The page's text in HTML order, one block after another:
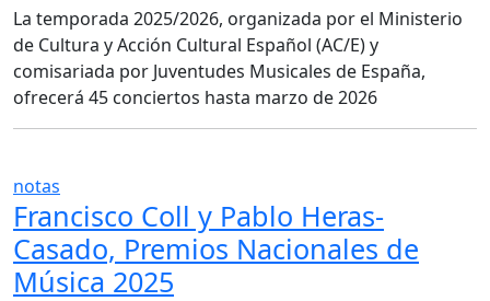
La temporada 2025/2026, organizada por el Ministerio
de Cultura y Acción Cultural Español (AC/E) y
comisariada por Juventudes Musicales de España,
ofrecerá 45 conciertos hasta marzo de 2026
notas
Francisco Coll y Pablo Heras-
Casado, Premios Nacionales de
Música 2025